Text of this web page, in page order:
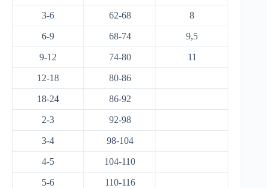
3-6 62-68 8
6-9 68-74 9,5
9-12 74-80 11
12-18 80-86
18-24 86-92
2-3 92-98
3-4 98-104
4-5 104-110
5-6 110-116